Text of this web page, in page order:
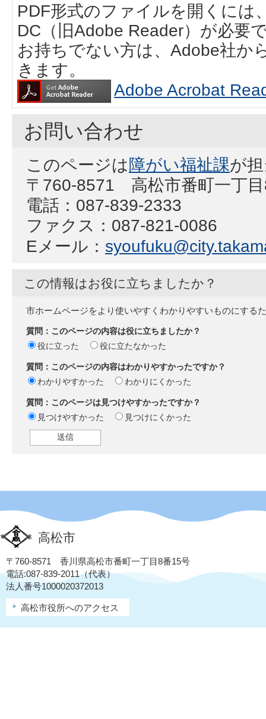
PDF形式のファイルを開くには
DC（旧Adobe Reader）が必要
お持ちでない方は、Adobe社か
きます。
Adobe Acrobat
お問い合わせ
このページは障がい福祉課が
〒760-8571 高松市番町一丁
電話：087-839-2333
ファクス：087-821-0086
Eメール：
この情報はお役に立ちましたか？
市ホームページをより使いやすくわかりやすいものにする
質問：このページの内容は役に立ちましたか？
役に立った
役に立たなかった
質問：このページの内容はわかりやすかったですか？
わかりやすかった
わかりにくかった
質問：このページは見つけやすかったですか？
見つけやすかった
見つけにくかった
高松市
〒760-8571 香川県高松市番町一丁目8番15号
電話:087-839-2011（代表）
法人番号1000020372013
高松市役所へのアクセス